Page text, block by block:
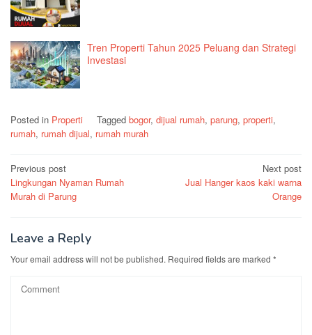
Tren Properti Tahun 2025 Peluang dan Strategi
Investasi
Posted in Properti Tagged bogor, dijual rumah, parung, properti,
rumah, rumah dijual, rumah murah
Post
navigation
Previous post
Lingkungan Nyaman Rumah
Murah di Parung
Next post
Jual Hanger kaos kaki warna
Orange
Leave a Reply
Your email address will not be published. Required fields are marked *